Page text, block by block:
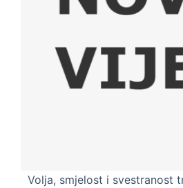
Volja, smjelost i svestranost